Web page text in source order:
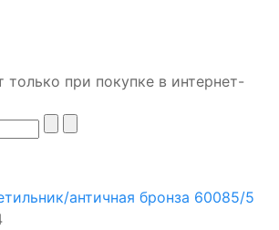
только при покупке в интернет-